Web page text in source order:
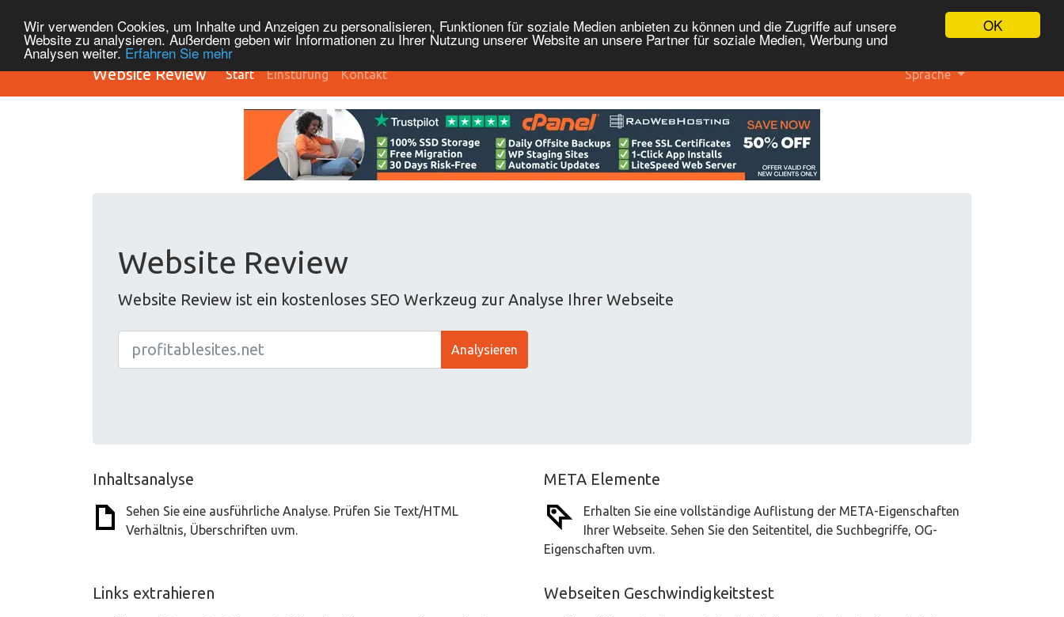
OK
Wir verwenden Cookies, um Inhalte und Anzeigen zu personalisieren, Funktionen für soziale Medien anbieten zu können und die Zugriffe auf unsere
Website zu analysieren. Außerdem geben wir Informationen zu Ihrer Nutzung unserer Website an unsere Partner für soziale Medien, Werbung und
Analysen weiter. Erfahren Sie mehr
Website Review Start Einstufung Kontakt Sprache
Website Review
Website Review ist ein kostenloses SEO Werkzeug zur Analyse Ihrer Webseite
Analysieren
Inhaltsanalyse
Sehen Sie eine ausführliche Analyse. Prüfen Sie Text/HTML
Verhältnis, Überschriften uvm.
META Elemente
Erhalten Sie eine vollständige Auflistung der META-Eigenschaften
Ihrer Webseite. Sehen Sie den Seitentitel, die Suchbegriffe, OG-
Eigenschaften uvm.
Links extrahieren Webseiten Geschwindigkeitstest